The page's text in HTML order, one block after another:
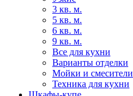
3 кв. м.
5 кв. м.
6 кв. м.
9 кв. м.
Все для кухни
Варианты отделки
Мойки и смесители
Техника для кухни